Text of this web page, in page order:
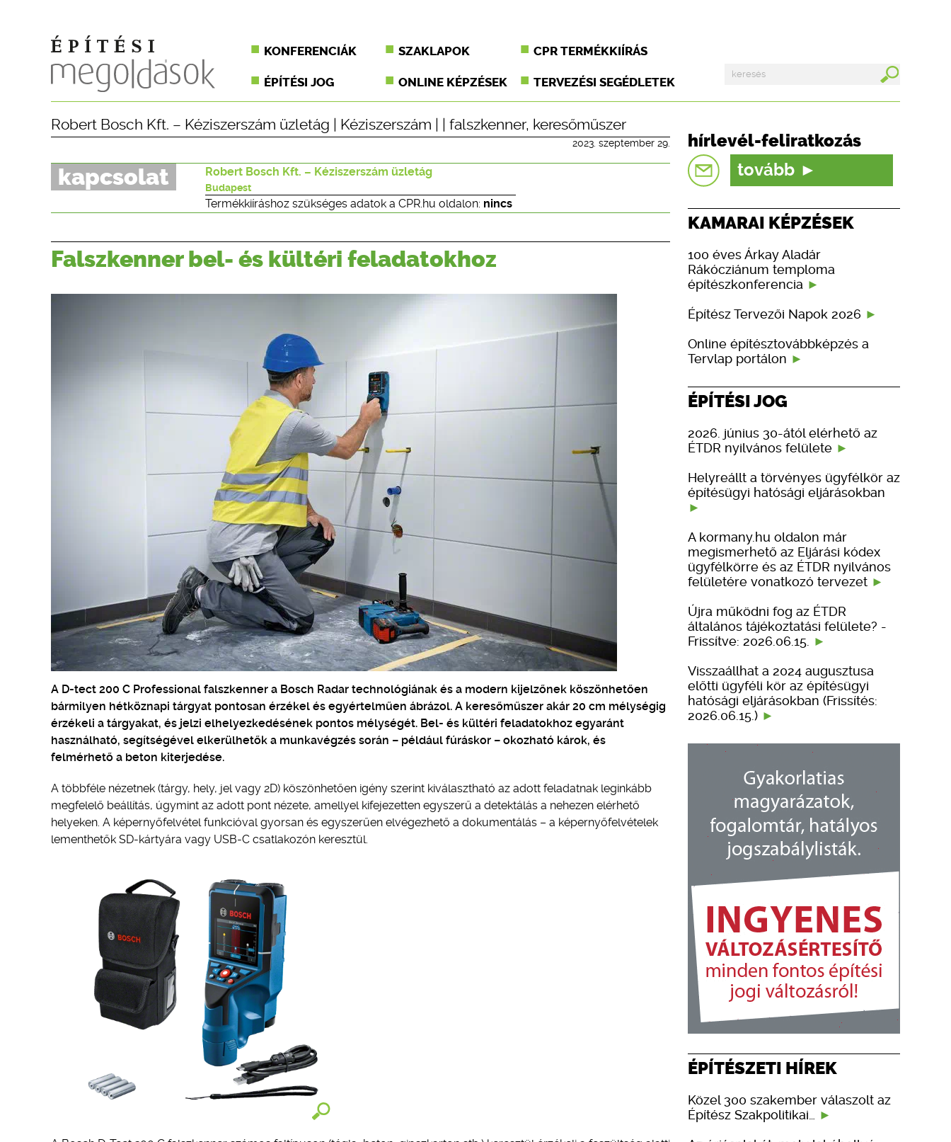
KONFERENCIÁK SZAKLAPOK CPR TERMÉKKIÍRÁS
ÉPÍTÉSI JOG ONLINE KÉPZÉSEK TERVEZÉSI SEGÉDLETEK
Robert Bosch Kft. – Kéziszerszám üzletág Kéziszerszám falszkenner, keresőműszer
2023. szeptember 29.
kapcsolat Robert Bosch Kft. – Kéziszerszám üzletág
Budapest
Termékkiíráshoz szükséges adatok a CPR.hu oldalon: nincs
Falszkenner bel- és kültéri feladatokhoz
A D-tect 200 C Professional falszkenner a Bosch Radar technológiának és a modern kijelzőnek köszönhetően
bármilyen hétköznapi tárgyat pontosan érzékel és egyértelműen ábrázol. A keresőműszer akár 20 cm mélységig
érzékeli a tárgyakat, és jelzi elhelyezkedésének pontos mélységét. Bel- és kültéri feladatokhoz egyaránt
használható, segítségével elkerülhetők a munkavégzés során – például fúráskor – okozható károk, és
felmérhető a beton kiterjedése.
A többféle nézetnek (tárgy, hely, jel vagy 2D) köszönhetően igény szerint kiválasztható az adott feladatnak leginkább
megfelelő beállítás, úgymint az adott pont nézete, amellyel kifejezetten egyszerű a detektálás a nehezen elérhető
helyeken. A képernyőfelvétel funkcióval gyorsan és egyszerűen elvégezhető a dokumentálás – a képernyőfelvételek
lementhetők SD-kártyára vagy USB-C csatlakozón keresztül.
hírlevél-feliratkozás
tovább
KAMARAI KÉPZÉSEK
100 éves Árkay Aladár
Rákócziánum temploma
építészkonferencia
Építész Tervezői Napok 2026
Online építésztovábbképzés a
Tervlap portálon
ÉPÍTÉSI JOG
2026. június 30-ától elérhető az
ÉTDR nyilvános felülete
Helyreállt a törvényes ügyfélkör az
építésügyi hatósági eljárásokban
A kormany.hu oldalon már
megismerhető az Eljárási kódex
ügyfélkörre és az ÉTDR nyilvános
felületére vonatkozó tervezet
Újra működni fog az ÉTDR
általános tájékoztatási felülete? -
Frissítve: 2026.06.15.
Visszaállhat a 2024 augusztusa
előtti ügyféli kör az építésügyi
hatósági eljárásokban (Frissítés:
2026.06.15.)
ÉPÍTÉSZETI HÍREK
Közel 300 szakember válaszolt az
Építész Szakpolitikai…